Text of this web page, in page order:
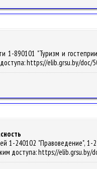
1-890101 "Туризм и
https://elib.grsu.by/doc/
1-240102 "Правоведение",
доступа: https://